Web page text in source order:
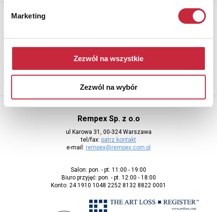
Marketing
Zezwól na wszystkie
Zezwól na wybór
adres e-mail
Rempex Sp. z o.o
ul Karowa 31, 00-324 Warszawa
tel/fax: patrz kontakt
e-mail: rempex@rempex.com.pl
Salon: pon. - pt. 11:00 - 19:00
Biuro przyjęć: pon. - pt. 12:00 - 18:00
Konto: 24 1910 1048 2252 8132 8822 0001